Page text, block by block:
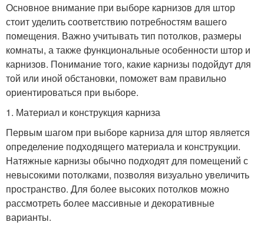
Основное внимание при выборе карнизов для штор
стоит уделить соответствию потребностям вашего
помещения. Важно учитывать тип потолков, размеры
комнаты, а также функциональные особенности штор и
карнизов. Понимание того, какие карнизы подойдут для
той или иной обстановки, поможет вам правильно
ориентироваться при выборе.
1. Материал и конструкция карниза
Первым шагом при выборе карниза для штор является
определение подходящего материала и конструкции.
Натяжные карнизы обычно подходят для помещений с
невысокими потолками, позволяя визуально увеличить
пространство. Для более высоких потолков можно
рассмотреть более массивные и декоративные
варианты.